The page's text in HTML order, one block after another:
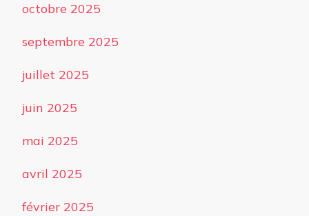
octobre 2025
septembre 2025
juillet 2025
juin 2025
mai 2025
avril 2025
février 2025